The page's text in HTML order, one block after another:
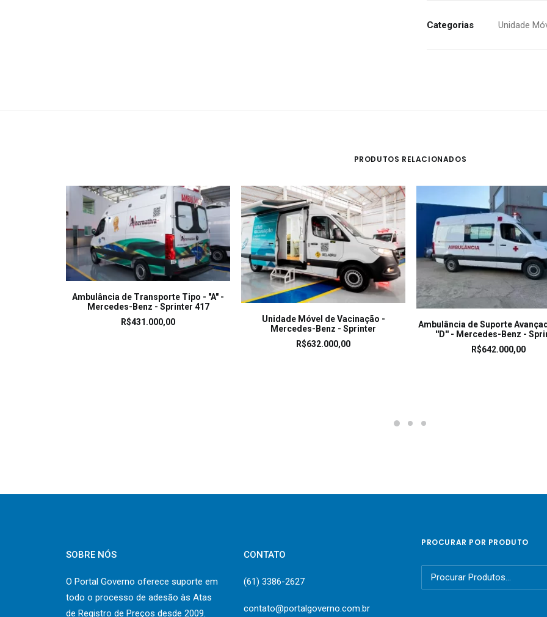
Categorias Unidade
PRODUTOS RELACIONADOS
LEIA MAIS
Ambulância de Transporte Tipo - "A" -
Mercedes-Benz - Sprinter 417
R$431.000,00
LEIA MAIS
Unidade Móvel de Vacinação -
Mercedes-Benz - Sprinter
R$632.000,00
LEIA MAIS
Ambulância de Suporte
''D'' - Mercedes-Benz -
R$642.000,00
SOBRE NÓS
O Portal Governo oferece suporte em
todo o processo de adesão às Atas
de Registro de Preços desde 2009.
CONTATO
(61) 3386-2627
contato@portalgoverno.com.br
PROCURAR POR PRODUTO
Pesquisar
por: